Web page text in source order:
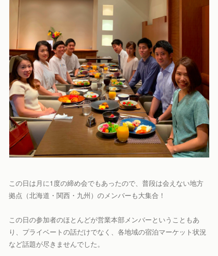
この日は月に1度の締め会でもあったので、普段は会えない地方
拠点（北海道・関西・九州）のメンバーも大集合！
この日の参加者のほとんどが営業本部メンバーということもあ
り、プライベートの話だけでなく、各地域の宿泊マーケット状況
など話題が尽きませんでした。